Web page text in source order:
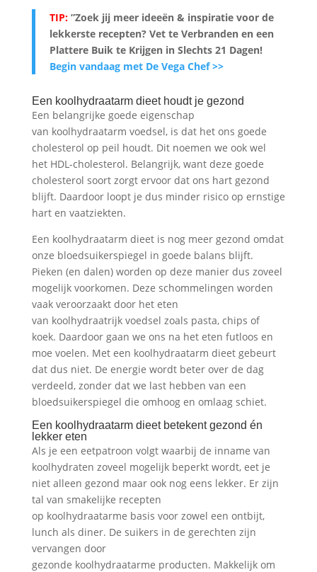
TIP:”Zoek jij meer ideeën & inspiratie voor de
lekkerste recepten? Vet te Verbranden en een
Plattere Buik te Krijgen in Slechts 21 Dagen!
Begin vandaag met De Vega Chef >>
Een koolhydraatarm dieet houdt je gezond
Een belangrijke goede eigenschap
van koolhydraatarm voedsel, is dat het ons goede
cholesterol op peil houdt. Dit noemen we ook wel
het HDL-cholesterol. Belangrijk, want deze goede
cholesterol soort zorgt ervoor dat ons hart gezond
blijft. Daardoor loopt je dus minder risico op ernstige
hart en vaatziekten.
Een koolhydraatarm dieet is nog meer gezond omdat
onze bloedsuikerspiegel in goede balans blijft.
Pieken (en dalen) worden op deze manier dus zoveel
mogelijk voorkomen. Deze schommelingen worden
vaak veroorzaakt door het eten
van koolhydraatrijk voedsel zoals pasta, chips of
koek. Daardoor gaan we ons na het eten futloos en
moe voelen. Met een koolhydraatarm dieet gebeurt
dat dus niet. De energie wordt beter over de dag
verdeeld, zonder dat we last hebben van een
bloedsuikerspiegel die omhoog en omlaag schiet.
Een koolhydraatarm dieet betekent gezond én
lekker eten
Als je een eetpatroon volgt waarbij de inname van
koolhydraten zoveel mogelijk beperkt wordt, eet je
niet alleen gezond maar ook nog eens lekker. Er zijn
tal van smakelijke recepten
op koolhydraatarme basis voor zowel een ontbijt,
lunch als diner. De suikers in de gerechten zijn
vervangen door
gezonde koolhydraatarme producten. Makkelijk om